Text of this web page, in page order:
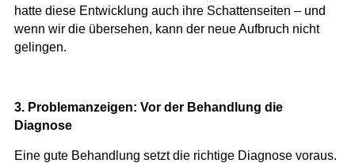
hatte diese Entwicklung auch ihre Schattenseiten – und
wenn wir die übersehen, kann der neue Aufbruch nicht
gelingen.
3. Problemanzeigen: Vor der Behandlung die
Diagnose
Eine gute Behandlung setzt die richtige Diagnose voraus.